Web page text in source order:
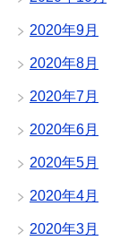
2020年9月
2020年8月
2020年7月
2020年6月
2020年5月
2020年4月
2020年3月